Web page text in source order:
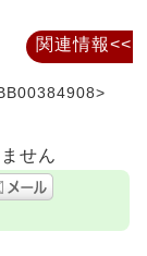
せん
関連情報<<